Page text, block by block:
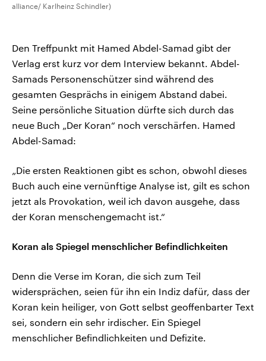
alliance/ Karlheinz Schindler)
Den Treffpunkt mit Hamed Abdel-Samad gibt der
Verlag erst kurz vor dem Interview bekannt. Abdel-
Samads Personenschützer sind während des
gesamten Gesprächs in einigem Abstand dabei.
Seine persönliche Situation dürfte sich durch das
neue Buch „Der Koran“ noch verschärfen. Hamed
Abdel-Samad:
„Die ersten Reaktionen gibt es schon, obwohl dieses
Buch auch eine vernünftige Analyse ist, gilt es schon
jetzt als Provokation, weil ich davon ausgehe, dass
der Koran menschengemacht ist.“
Koran als Spiegel menschlicher Befindlichkeiten
Denn die Verse im Koran, die sich zum Teil
widersprächen, seien für ihn ein Indiz dafür, dass der
Koran kein heiliger, von Gott selbst geoffenbarter Text
sei, sondern ein sehr irdischer. Ein Spiegel
menschlicher Befindlichkeiten und Defizite.